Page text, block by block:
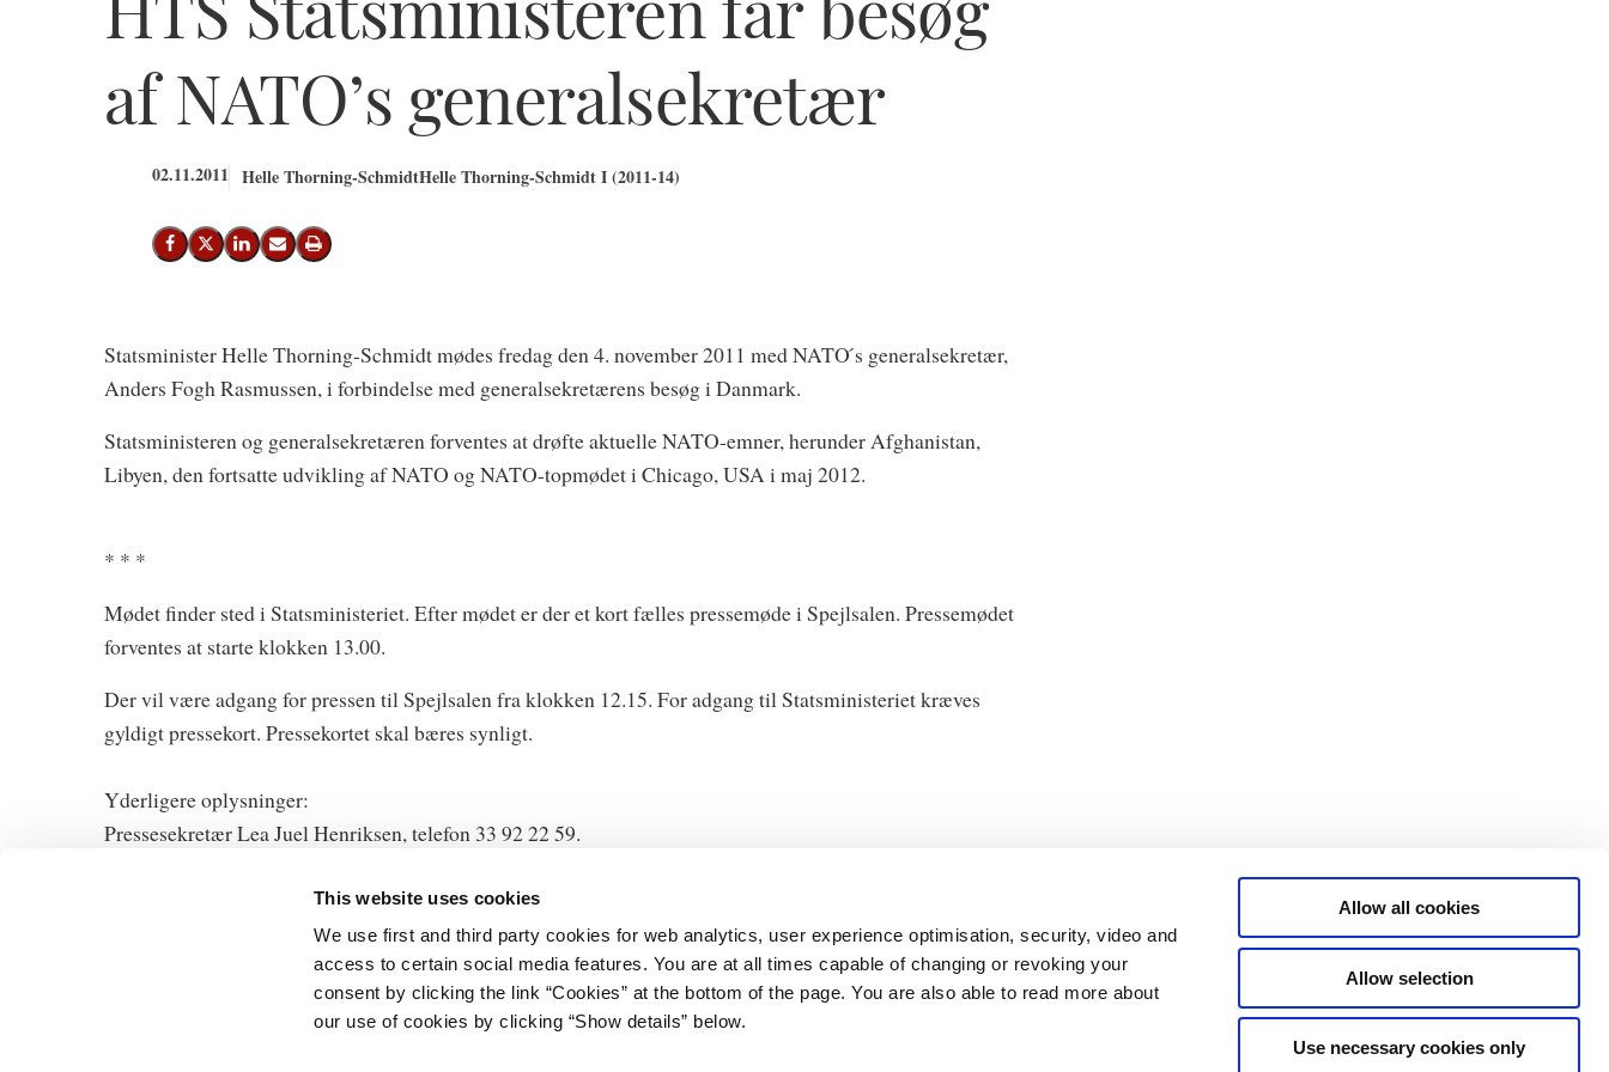
This website uses cookies
We use first and third party cookies for web analytics, user experience optimisation, security, video and
access to certain social media features. You are at all times capable of changing or revoking your
consent by clicking the link “Cookies” at the bottom of the page. You are also able to read more about
our use of cookies by clicking “Show details” below.
Allow all cookies
Allow selection
Use necessary cookies only
af NATO’s generalsekretær
02.11.2011 Helle Thorning-SchmidtHelle Thorning-Schmidt I (2011-14)
Del på Facebook
Del på X (Twitter)
Del på LinkedIn
Send email
Print
Statsminister Helle Thorning-Schmidt mødes fredag den 4. november 2011 med NATO ́s generalsekretær,
Anders Fogh Rasmussen, i forbindelse med generalsekretærens besøg i Danmark.
Statsministeren og generalsekretæren forventes at drøfte aktuelle NATO-emner, herunder Afghanistan,
Libyen, den fortsatte udvikling af NATO og NATO-topmødet i Chicago, USA i maj 2012.
* * *
Mødet finder sted i Statsministeriet. Efter mødet er der et kort fælles pressemøde i Spejlsalen. Pressemødet
forventes at starte klokken 13.00.
Der vil være adgang for pressen til Spejlsalen fra klokken 12.15. For adgang til Statsministeriet kræves
gyldigt pressekort. Pressekortet skal bæres synligt.
Yderligere oplysninger:
Pressesekretær Lea Juel Henriksen, telefon 33 92 22 59.
Statsministeriet
Prins Jørgens Gård 11
Databeskyttelse
Statsministeriet på X
Rigsombudsmanden på Færøerne